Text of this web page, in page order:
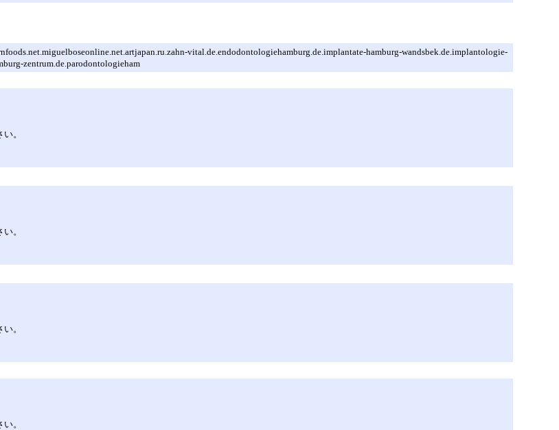
vital.de.endodontologiehamburg.de.implantate-hamburg-wandsbek.de.implantologie-
zentrum.de.parodontologieham
。
。
。
。